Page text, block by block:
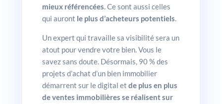
mieux référencées. Ce sont aussi celles
qui auront le plus d’acheteurs potentiels.
Un expert qui travaille sa visibilité sera un
atout pour vendre votre bien. Vous le
savez sans doute. Désormais, 90 % des
projets d’achat d’un bien immobilier
démarrent sur le digital et de plus en plus
de ventes immobilières se réalisent sur